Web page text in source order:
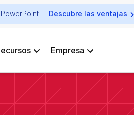
Descubre las ventajas
Empresa